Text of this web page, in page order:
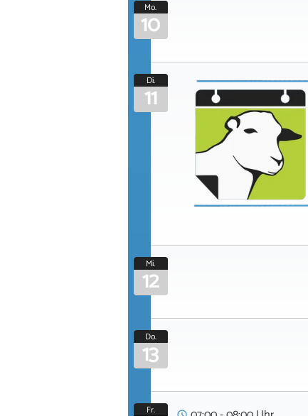
Mo.
10
Di.
11
Mi.
12
Do.
13
Fr.